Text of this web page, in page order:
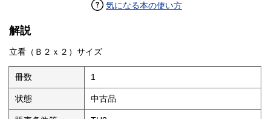
気になる本の使い方
解説
立看（Ｂ２ｘ２）サイズ
冊数 1
状態 中古品